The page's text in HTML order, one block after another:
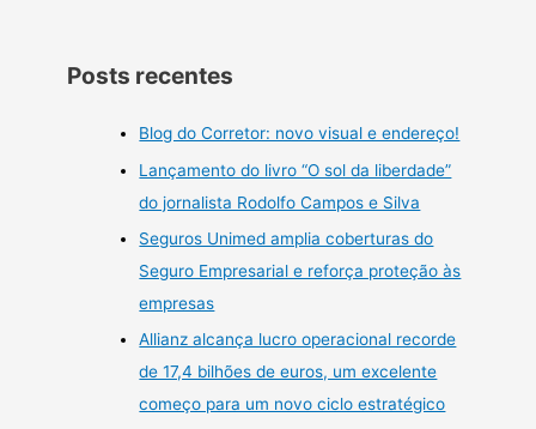
Posts recentes
Blog do Corretor: novo visual e endereço!
Lançamento do livro “O sol da liberdade”
do jornalista Rodolfo Campos e Silva
Seguros Unimed amplia coberturas do
Seguro Empresarial e reforça proteção às
empresas
Allianz alcança lucro operacional recorde
de 17,4 bilhões de euros, um excelente
começo para um novo ciclo estratégico